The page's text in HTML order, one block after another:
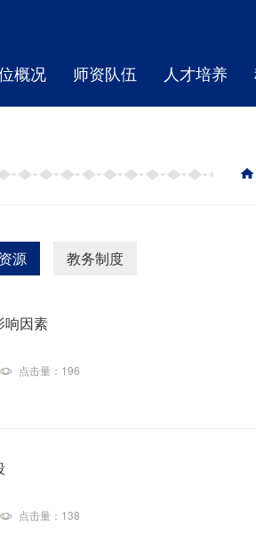
概况 师资队伍 人才培养
源 教务制度
响因素
点击量：196
点击量：138